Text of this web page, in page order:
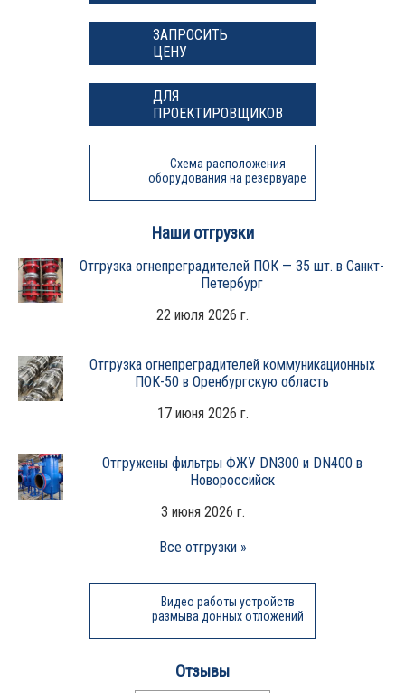
ЗАПРОСИТЬ
ЦЕНУ
ДЛЯ
ПРОЕКТИРОВЩИКОВ
Схема расположения
оборудования на резервуаре
Наши отгрузки
Отгрузка огнепреградителей ПОК — 35 шт. в Санкт-
Петербург
22 июля 2026 г.
Отгрузка огнепреградителей коммуникационных
ПОК-50 в Оренбургскую область
17 июня 2026 г.
Отгружены фильтры ФЖУ DN300 и DN400 в
Новороссийск
3 июня 2026 г.
Все отгрузки »
Видео работы устройств
размыва донных отложений
Отзывы